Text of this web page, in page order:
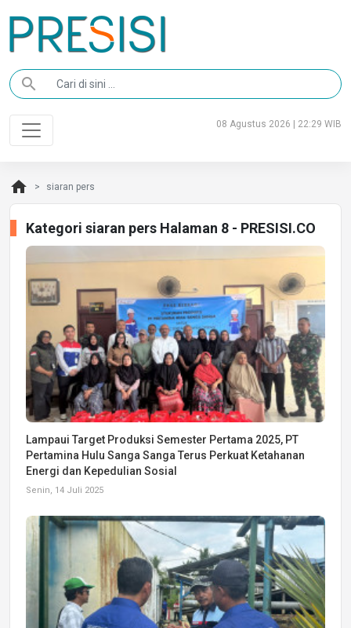
search
08 Agustus 2026 | 22:29 WIB
home siaran pers
Kategori siaran pers Halaman 8 - PRESISI.CO
Lampaui Target Produksi Semester Pertama 2025, PT
Pertamina Hulu Sanga Sanga Terus Perkuat Ketahanan
Energi dan Kepedulian Sosial
Senin, 14 Juli 2025